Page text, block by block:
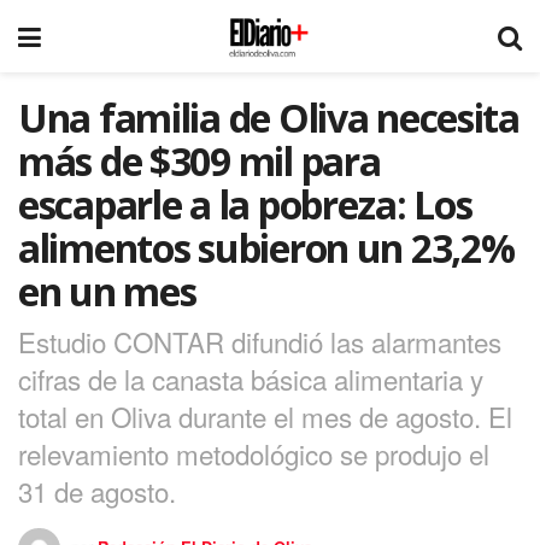
Una familia de Oliva necesita
más de $309 mil para
escaparle a la pobreza: Los
alimentos subieron un 23,2%
en un mes
Estudio CONTAR difundió las alarmantes
cifras de la canasta básica alimentaria y
total en Oliva durante el mes de agosto. El
relevamiento metodológico se produjo el
31 de agosto.